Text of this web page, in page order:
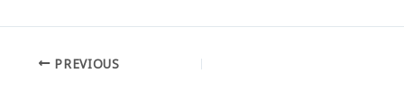
PREVIOUS